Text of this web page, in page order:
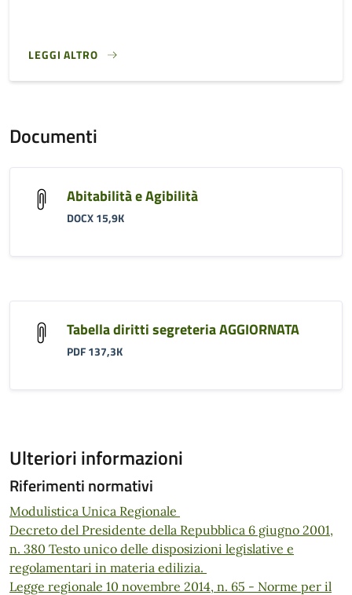
LEGGI ALTRO
}
Documenti
Abitabilità e Agibilità
DOCX 15,9K
Tabella diritti segreteria AGGIORNATA
PDF 137,3K
Ulteriori informazioni
Riferimenti normativi
Modulistica Unica Regionale
Decreto del Presidente della Repubblica 6 giugno 2001,
n. 380 Testo unico delle disposizioni legislative e
regolamentari in materia edilizia.
Legge regionale 10 novembre 2014, n. 65 - Norme per il